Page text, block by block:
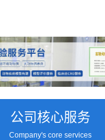
公司核心服务
Company's core services